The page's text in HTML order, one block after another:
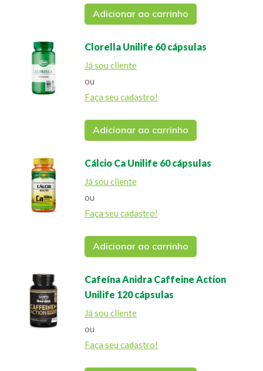
Adicionar ao carrinho
Clorella Unilife 60 cápsulas
Já sou cliente
ou
Faça seu cadastro!
Adicionar ao carrinho
Cálcio Ca Unilife 60 cápsulas
Já sou cliente
ou
Faça seu cadastro!
Adicionar ao carrinho
Cafeína Anidra Caffeine Action
Unilife 120 cápsulas
Já sou cliente
ou
Faça seu cadastro!